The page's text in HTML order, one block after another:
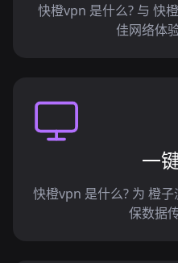
快橙vpn 是什么? 与 快
佳网络体
一
快橙vpn 是什么? 为 橙
保数据